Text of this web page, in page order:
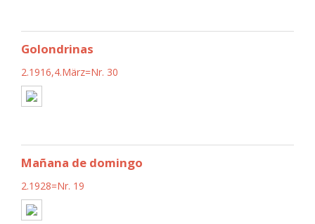
Golondrinas
2.1916,4.März=Nr. 30
Mañana de domingo
2.1928=Nr. 19